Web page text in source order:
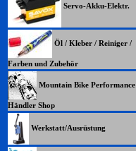
Servo-Akku-Elektr.
Öl / Kleber / Reiniger /
Farben und Zubehör
Mountain Bike Performance
Händler Shop
Werkstatt/Ausrüstung